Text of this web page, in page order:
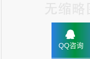
QQ咨询